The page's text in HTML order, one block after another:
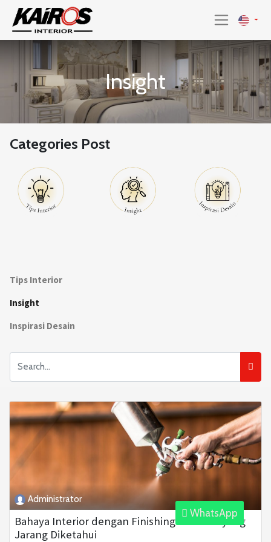
Insight
Categories Post
Tips Interior
Insight
Inspirasi Desain
Administrator
Bahaya Interior dengan Finishing Melamin yang
Jarang Diketahui
WhatsApp